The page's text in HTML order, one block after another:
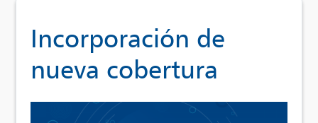
Incorporación de
nueva cobertura